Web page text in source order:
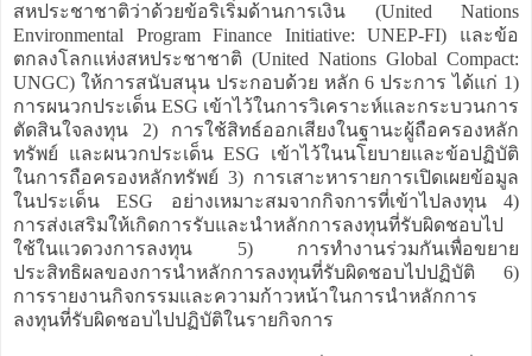
สหประชาชาติว่าด้วยข้อริเริ่มด้านการเงิน (United Nations
Environmental Program Finance Initiative: UNEP-FI) และข้อ
ตกลงโลกแห่งสหประชาชาติ (United Nations Global Compact:
UNGC) ให้การสนับสนุน ประกอบด้วย หลัก 6 ประการ ได้แก่ 1)
การผนวกประเด็น ESG เข้าไว้ในการวิเคราะห์และกระบวนการ
ตัดสินใจลงทุน 2) การใช้สิทธ์ออกเสียงในฐานะผู้ถือครองหลัก
ทรัพย์ และผนวกประเด็น ESG เข้าไว้ในนโยบายและข้อปฏิบัติ
ในการถือครองหลักทรัพย์ 3) การเสาะหารายการเปิดเผยข้อมูล
ในประเด็น ESG อย่างเหมาะสมจากกิจการที่เข้าไปลงทุน 4)
การส่งเสริมให้เกิดการรับและนำหลักการลงทุนที่รับผิดชอบไป
ใช้ในแวดวงการลงทุน 5) การทำงานร่วมกันเพื่อขยาย
ประสิทธิผลของการนำหลักการลงทุนที่รับผิดชอบไปปฏิบัติ 6)
การรายงานกิจกรรมและความก้าวหน้าในการนำหลักการ
ลงทุนที่รับผิดชอบไปปฏิบัติในรายกิจการ